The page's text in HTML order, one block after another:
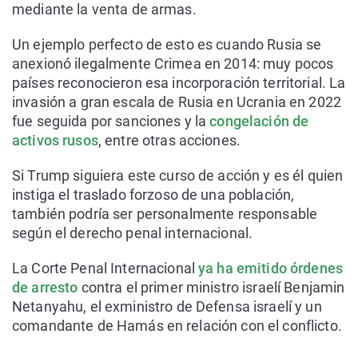
mediante la venta de armas.
Un ejemplo perfecto de esto es cuando Rusia se
anexionó ilegalmente Crimea en 2014: muy pocos
países reconocieron esa incorporación territorial. La
invasión a gran escala de Rusia en Ucrania en 2022
fue seguida por sanciones y lacongelación de
activos rusos, entre otras acciones.
Si Trump siguiera este curso de acción y es él quien
instiga el traslado forzoso de una población,
también podría ser personalmente responsable
según el derecho penal internacional.
La Corte Penal Internacionalya ha emitido órdenes
de arresto contra el primer ministro israelí Benjamin
Netanyahu, el exministro de Defensa israelí y un
comandante de Hamás en relación con el conflicto.